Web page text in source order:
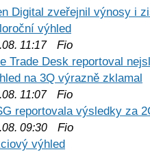
Digital zveřejnil výnosy i
výhled
11:17Fio
Trade Desk reportoval
na 3Q výrazně zklamal
11:07Fio
reportovala výsledky za
09:30 Fio
výhled